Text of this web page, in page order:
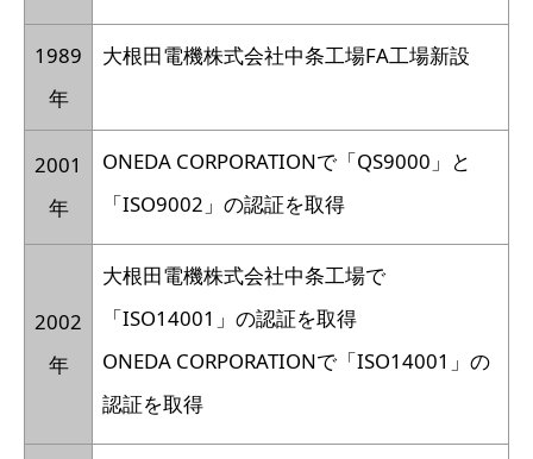
1989
年
大根田電機株式会社中条工場FA工場新設
2001
年
ONEDA CORPORATIONで「QS9000」と
「ISO9002」の認証を取得
2002
年
大根田電機株式会社中条工場で
「ISO14001」の認証を取得
ONEDA CORPORATIONで「ISO14001」の
認証を取得